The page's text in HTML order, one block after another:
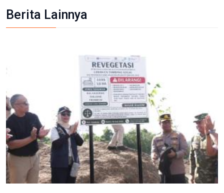
Berita Lainnya